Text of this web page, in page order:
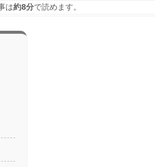
は約8分で読めます。